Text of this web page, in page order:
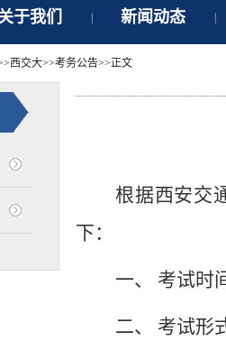
于我们 新闻动态
西交大>>考务公告>>正文
根据西安交
下：
一、 考试时
二、 考试形